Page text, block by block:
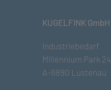
KUGELFINK GmbH
Industriebedarf
Millennium Park 24
A-6890 Lustenau